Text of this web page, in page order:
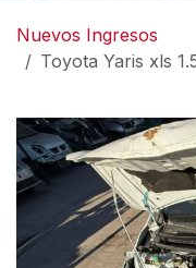
Nuevos Ingresos
Toyota Yaris xls